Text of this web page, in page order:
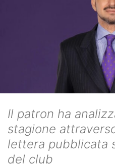
Il patron ha
stagione
lettera pubblicata
del club